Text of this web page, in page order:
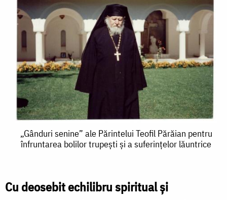
„Gânduri
senine”
Părintelui
„Gânduri senine” ale Părintelui Teofil Părăian pentru
înfruntarea bolilor trupești și a suferințelor lăuntrice
Cu deosebit echilibru spiritual și